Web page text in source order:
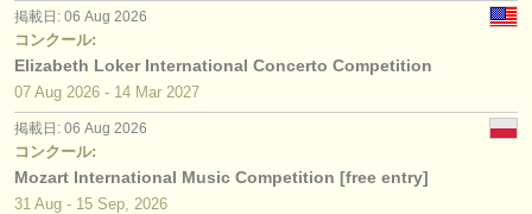
rss feeds
クラシック音楽ニュース
出版社:
掲載方法
find out about our
掲載日: 06 Aug 2026
コンクール:
Elizabeth Loker International Concerto Competition
07 Aug 2026 - 14 Mar 2027
掲載日: 06 Aug 2026
コンクール:
Mozart International Music Competition [free entry]
31 Aug - 15 Sep, 2026